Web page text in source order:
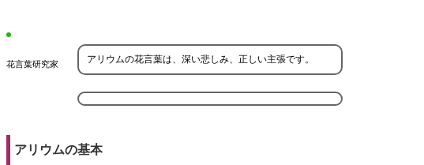
花言葉研究家 アリウムの花言葉は、深い悲しみ、正しい主張です。
アリウムの基本